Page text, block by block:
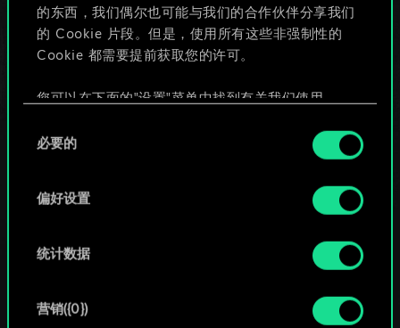
的东西，我们偶尔也可能与我们的合作伙伴分享我们
的 Cookie 片段。但是，使用所有这些非强制性的
Cookie 都需要提前获取您的许可。
您可以在下面的"设置"菜单中找到有关我们使用
好。一旦您了解了其中的内容并准备好继续，请点
必要的
偏好设置
统计数据
营销({0})